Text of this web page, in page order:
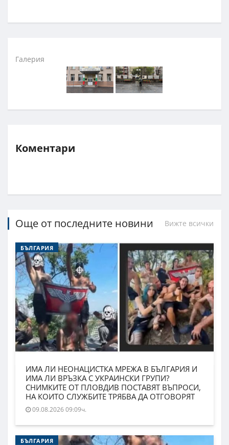
Галерия
Коментари
Още от последните новини Вижте всички
БЪЛГАРИЯ
ИМА ЛИ НЕОНАЦИСТКА МРЕЖА В БЪЛГАРИЯ И
ИМА ЛИ ВРЪЗКА С УКРАИНСКИ ГРУПИ?
СНИМКИТЕ ОТ ПЛОВДИВ ПОСТАВЯТ ВЪПРОСИ,
НА КОИТО СЛУЖБИТЕ ТРЯБВА ДА ОТГОВОРЯТ
09.08.2026 09:09ч.
БЪЛГАРИЯ